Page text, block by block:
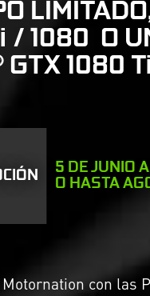
/ 1080 O
GTX 1080
5 DE JUNIO
O HASTA
con las